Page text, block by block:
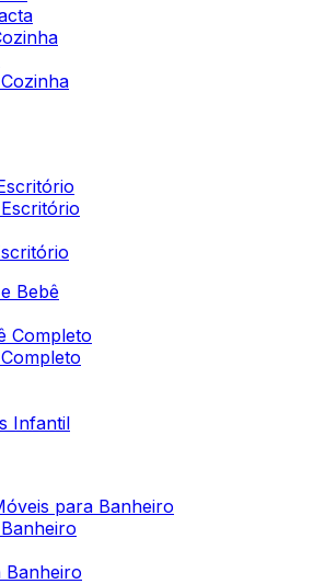
Bebê
Completo
Infantil
para Banheiro
Banheiro